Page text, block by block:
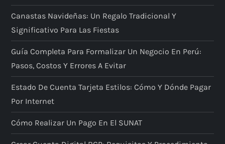
Canastas Navideñas: Un Regalo Tradicional Y
Significativo Para Las Fiestas
Guía Completa Para Formalizar Un Negocio En Perú:
Pasos, Costos Y Errores A Evitar
Estado De Cuenta Tarjeta Estilos: Cómo Y Dónde Pagar
Por Internet
Cómo Realizar Un Pago En El SUNAT